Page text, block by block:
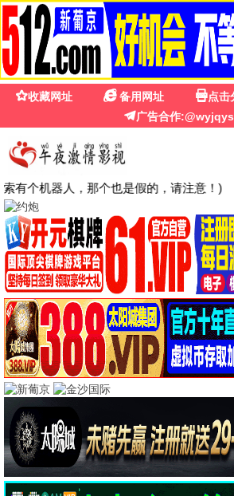
飞天影院
首页
电影
电视剧
日剧
美剧
综艺
搜索
飞天影院 ·
视，免费
2026最新电影电视剧、韩剧日剧